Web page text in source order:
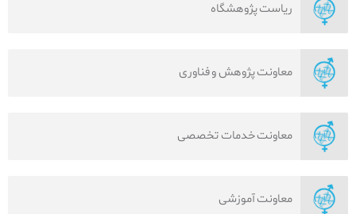
ریاست پژوهشگاه
معاونت پژوهش و فناوری
معاونت خدمات تخصصی
معاونت آموزشی